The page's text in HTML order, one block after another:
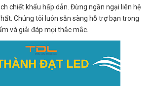
chiết khấu hấp dẫn. Đừng ngần ngại liên hệ
Chúng tôi luôn sẵn sàng hỗ trợ bạn trong
và giải đáp mọi thắc mắc.